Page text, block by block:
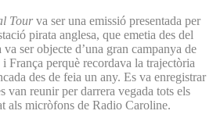
Tourva ser una emissió presentada per
pirata anglesa, que emetia des del
ser objecte d’una gran campanya de
França perquè recordava la trajectòria
des de feia un any. Es va enregistrar
van reunir per darrera vegada tots els
als micròfons de Radio Caroline.